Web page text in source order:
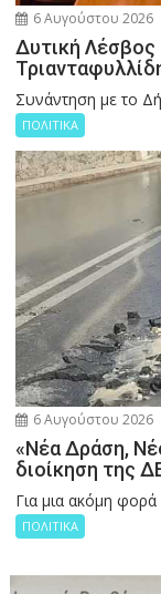
6 Αυγούστου 2026
Δυτική Λέσβος
Συνάντηση με το
ΠΟΛΙΤΙΚΑ
6 Αυγούστου 2026
«Νέα Δράση,
διοίκηση της
Για μια ακόμη φορά
ΠΟΛΙΤΙΚΑ